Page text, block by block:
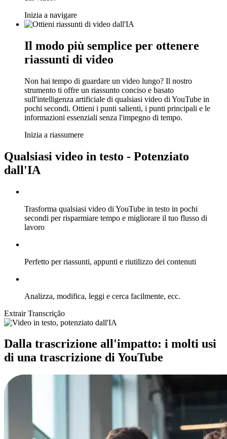
Inizia a navigare
Il modo più semplice per ottenere
riassunti di video
Non hai tempo di guardare un video lungo? Il nostro
strumento ti offre un riassunto conciso e basato
sull'intelligenza artificiale di qualsiasi video di YouTube in
pochi secondi. Ottieni i punti salienti, i punti principali e le
informazioni essenziali senza l'impegno di tempo.
Inizia a riassumere
Qualsiasi video in testo - Potenziato
dall'IA
Trasforma qualsiasi video di YouTube in testo in pochi
secondi per risparmiare tempo e migliorare il tuo flusso di
lavoro
Perfetto per riassunti, appunti e riutilizzo dei contenuti
Analizza, modifica, leggi e cerca facilmente, ecc.
Extrair Transcrição
Dalla trascrizione all'impatto: i molti usi
di una trascrizione di YouTube